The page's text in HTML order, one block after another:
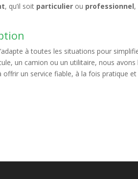
, qu’il soit particulier ou professionnel,
à toutes les situations pour
un camion ou un utilitaire, nous
offrir un service fiable, à la fois pratique